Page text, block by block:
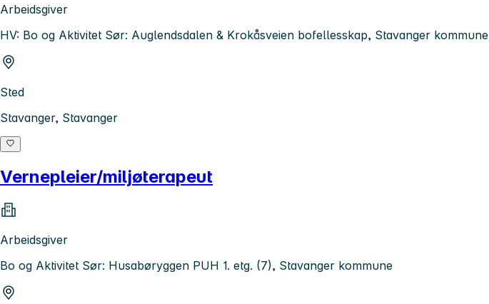
Arbeidsgiver
HV: Bo og Aktivitet Sør: Auglendsdalen & Krokåsveien bofellesskap, Stavanger kommune
Sted
Stavanger, Stavanger
Vernepleier/miljøterapeut
Arbeidsgiver
Bo og Aktivitet Sør: Husabøryggen PUH 1. etg. (7), Stavanger kommune